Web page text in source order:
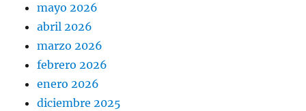
mayo 2026
abril 2026
marzo 2026
febrero 2026
enero 2026
diciembre 2025